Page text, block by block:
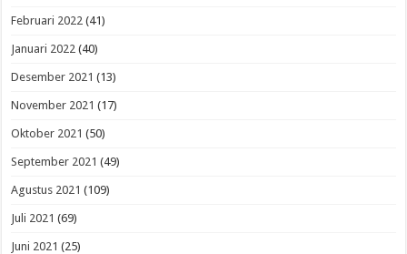
Februari 2022 (41)
Januari 2022 (40)
Desember 2021 (13)
November 2021 (17)
Oktober 2021 (50)
September 2021 (49)
Agustus 2021 (109)
Juli 2021 (69)
Juni 2021 (25)